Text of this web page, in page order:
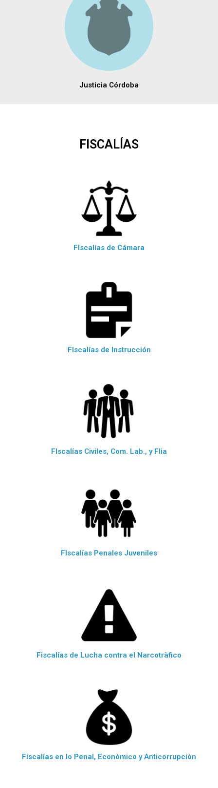
Justicia Córdoba
FISCALÍAS
FIscalías de Cámara
FIscalías de Instrucción
FIscalías Civiles, Com. Lab., y Flia
FIscalías Penales Juveniles
Fiscalías de Lucha contra el Narcotràfico
Fiscalías en lo Penal, Econòmico y Anticorrupciòn